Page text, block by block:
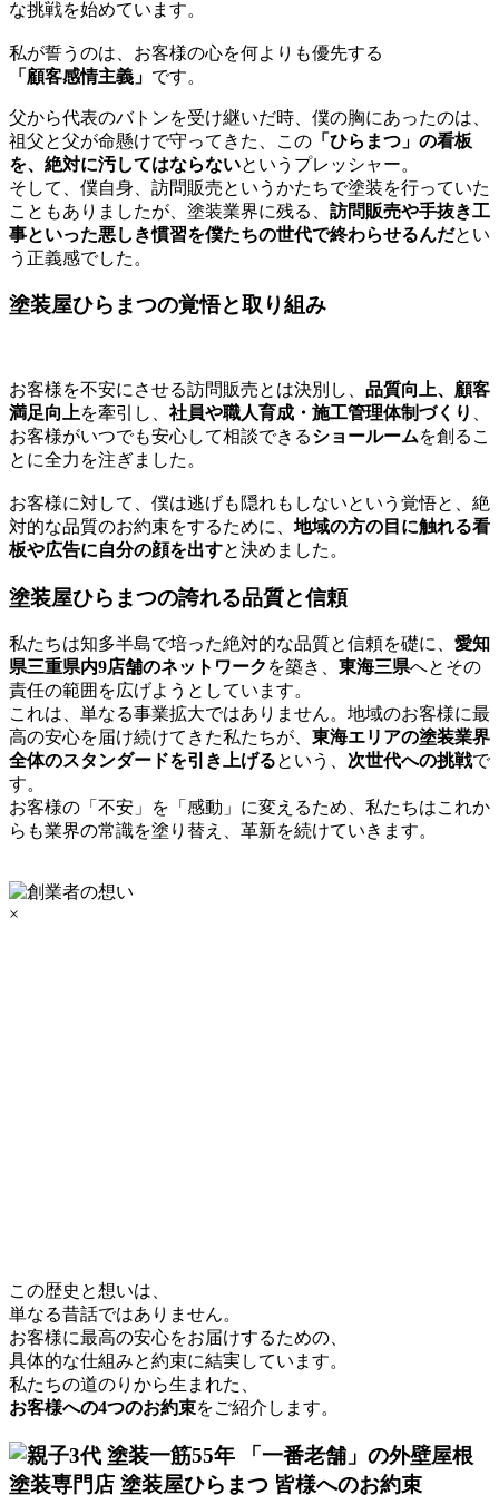
な挑戦を始めています。
私が誓うのは、お客様の心を何よりも優先する
「顧客感情主義」 です。
父から代表のバトンを受け継いだ時、僕の胸にあったのは、
祖父と父が命懸けで守ってきた、この 「ひらまつ」の看板
を、絶対に汚してはならないというプレッシャー。
そして、僕自身、訪問販売というかたちで塗装を行っていた
こともありましたが、塗装業界に残る、 訪問販売や手抜き工
事といった悪しき慣習を僕たちの世代で終わらせるんだとい
う正義感でした。
塗装屋ひらまつの覚悟と取り組み
お客様を不安にさせる訪問販売とは決別し、 品質向上、顧客
満足向上を牽引し、 社員や職人育成・施工管理体制づくり
お客様がいつでも安心して相談できるショールームを創るこ
とに全力を注ぎました。
お客様に対して、僕は逃げも隠れもしないという覚悟と、絶
対的な品質のお約束をするために、 地域の方の目に触れる看
板や広告に自分の顔を出すと決めました。
塗装屋ひらまつの誇れる品質と信頼
私たちは知多半島で培った絶対的な品質と信頼を礎に、 愛知
県三重県内9店舗のネットワーク を築き、 東海三県へとその
責任の範囲を広げようとしています。
これは、単なる事業拡大ではありません。地域のお客様に最
高の安心を届け続けてきた私たちが、 東海エリアの塗装業界
全体のスタンダードを引き上げるという、 次世代への挑戦で
す。
お客様の「不安」を「感動」に変えるため、私たちはこれか
らも業界の常識を塗り替え、革新を続けていきます。
×
この歴史と想いは、
単なる昔話ではありません。
お客様に最高の安心をお届けするための、
具体的な仕組みと約束に結実しています。
私たちの道のりから生まれた、
お客様への4つのお約束をご紹介します。